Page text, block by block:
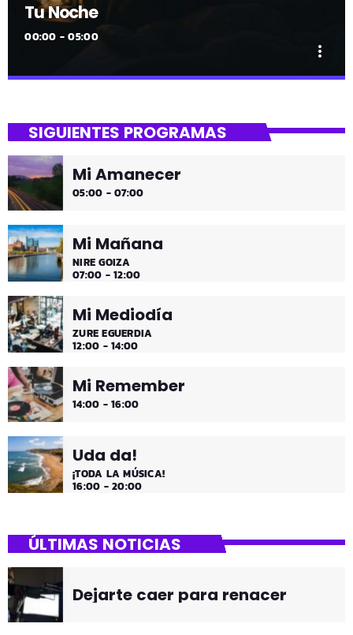
Tu Noche
00:00 - 05:00
more_vert
gure gaua
Desconecta y disfruta cada madrugada de la música
más tranquila.
SIGUIENTES PROGRAMAS
Mi Amanecer
05:00 - 07:00
Mi Mañana
NIRE GOIZA
07:00 - 12:00
Mi Mediodía
ZURE EGUERDIA
12:00 - 14:00
Mi Remember
14:00 - 16:00
Uda da!
¡TODA LA MÚSICA!
16:00 - 20:00
ÚLTIMAS NOTICIAS
Dejarte caer para renacer